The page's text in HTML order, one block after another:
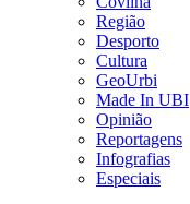
Região
Desporto
Cultura
GeoUrbi
Made In UBI
Opinião
Reportagens
Infografias
Especiais